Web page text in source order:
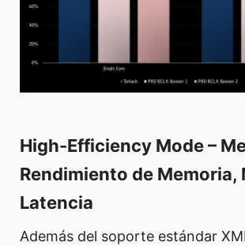
High-Efficiency Mode –
Rendimiento de Memoria,
Latencia
Además del soporte estándar